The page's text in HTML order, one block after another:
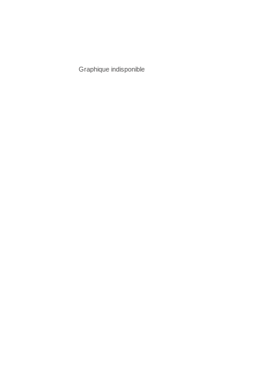
Graphique indisponible